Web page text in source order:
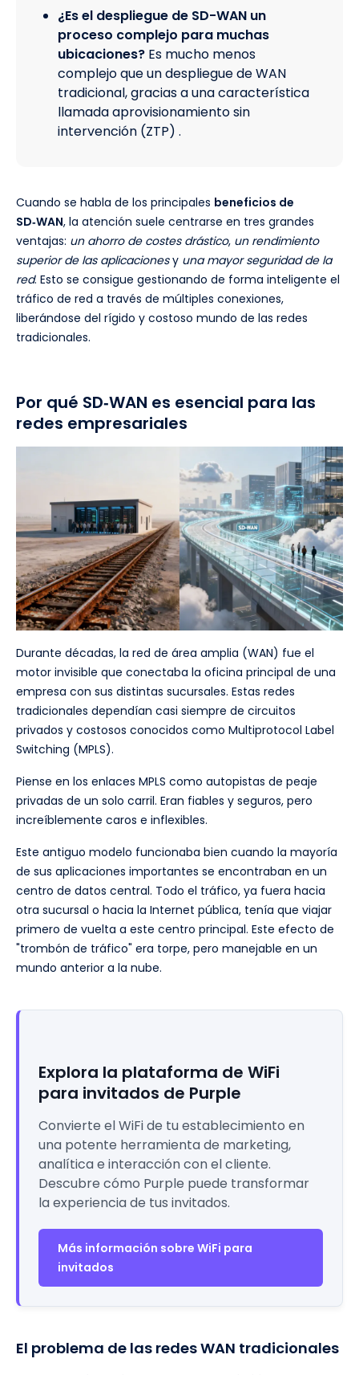
¿Es el despliegue de SD-WAN un
proceso complejo para muchas
ubicaciones? Es mucho menos
complejo que un despliegue de WAN
tradicional, gracias a una característica
llamada aprovisionamiento sin
intervención (ZTP) .
Cuando se habla de los principales beneficios de
SD‑WAN, la atención suele centrarse en tres grandes
ventajas: un ahorro de costes drástico, un rendimiento
superior de las aplicacionesy una mayor seguridad de la
red. Esto se consigue gestionando de forma inteligente el
tráfico de red a través de múltiples conexiones,
liberándose del rígido y costoso mundo de las redes
tradicionales.
Por qué SD‑WAN es esencial para las
redes empresariales
Durante décadas, la red de área amplia (WAN) fue el
motor invisible que conectaba la oficina principal de una
empresa con sus distintas sucursales. Estas redes
tradicionales dependían casi siempre de circuitos
privados y costosos conocidos como Multiprotocol Label
Switching (MPLS).
Piense en los enlaces MPLS como autopistas de peaje
privadas de un solo carril. Eran fiables y seguros, pero
increíblemente caros e inflexibles.
Este antiguo modelo funcionaba bien cuando la mayoría
de sus aplicaciones importantes se encontraban en un
centro de datos central. Todo el tráfico, ya fuera hacia
otra sucursal o hacia la Internet pública, tenía que viajar
primero de vuelta a este centro principal. Este efecto de
"trombón de tráfico" era torpe, pero manejable en un
mundo anterior a la nube.
Explora la plataforma de WiFi
para invitados de Purple
Convierte el WiFi de tu establecimiento en
una potente herramienta de marketing,
analítica e interacción con el cliente.
Descubre cómo Purple puede transformar
la experiencia de tus invitados.
Más información sobre WiFi para
invitados
El problema de las redes WAN tradicionales